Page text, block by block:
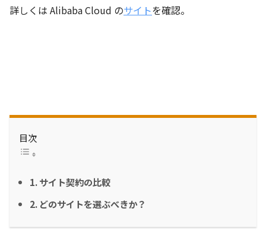
詳しくは Alibaba Cloud のサイトを確認。
目次
1. サイト契約の比較
2. どのサイトを選ぶべきか？